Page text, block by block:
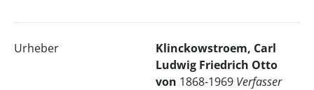
Urheber
Klinckowstroem, Carl
Ludwig Friedrich Otto
von 1868-1969 Verfasser